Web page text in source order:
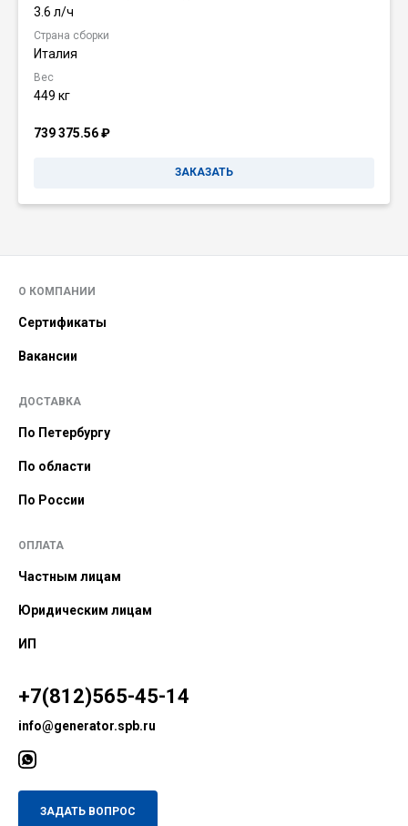
3.6 л/ч
Страна сборки
Италия
Вес
449 кг
739 375.56₽
ЗАКАЗАТЬ
О КОМПАНИИ
Сертификаты
Вакансии
ДОСТАВКА
По Петербургу
По области
По России
ОПЛАТА
Частным лицам
Юридическим лицам
ИП
+7(812)565-45-14
info@generator.spb.ru
ЗАДАТЬ ВОПРОС